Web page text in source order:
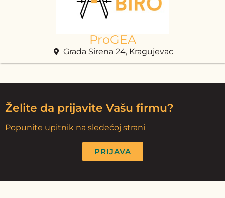
ProGEA
Grada Sirena 24, Kragujevac
Želite da prijavite Vašu firmu?
Popunite upitnik na sledećoj strani
PRIJAVA